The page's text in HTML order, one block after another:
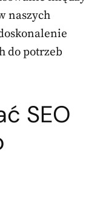
naszych
do potrzeb
SEO